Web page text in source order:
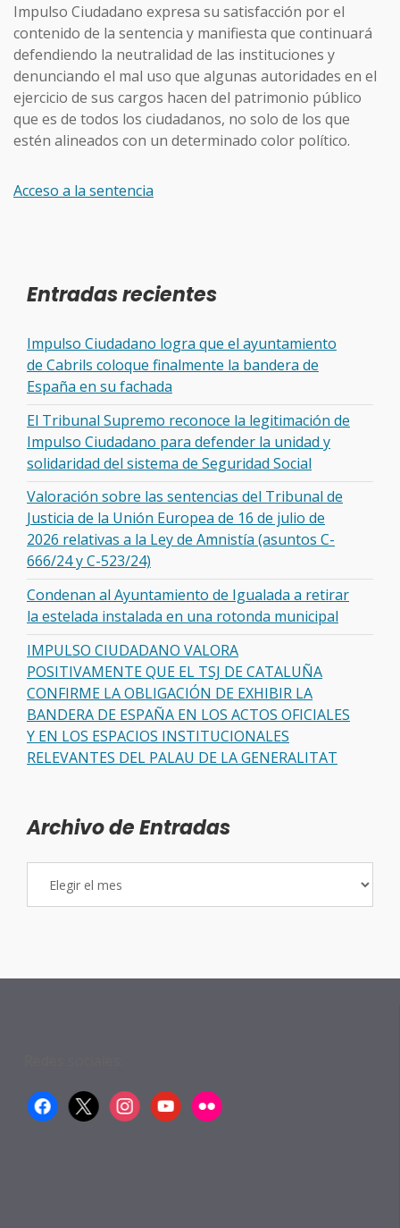
Impulso Ciudadano expresa su satisfacción por el
contenido de la sentencia y manifiesta que continuará
defendiendo la neutralidad de las instituciones y
denunciando el mal uso que algunas autoridades en el
ejercicio de sus cargos hacen del patrimonio público
que es de todos los ciudadanos, no solo de los que
estén alineados con un determinado color político.
Acceso a la sentencia
Entradas recientes
Impulso Ciudadano logra que el ayuntamiento
de Cabrils coloque finalmente la bandera de
España en su fachada
El Tribunal Supremo reconoce la legitimación de
Impulso Ciudadano para defender la unidad y
solidaridad del sistema de Seguridad Social
Valoración sobre las sentencias del Tribunal de
Justicia de la Unión Europea de 16 de julio de
2026 relativas a la Ley de Amnistía (asuntos C-
666/24 y C-523/24)
Condenan al Ayuntamiento de Igualada a retirar
la estelada instalada en una rotonda municipal
IMPULSO CIUDADANO VALORA
POSITIVAMENTE QUE EL TSJ DE CATALUÑA
CONFIRME LA OBLIGACIÓN DE EXHIBIR LA
BANDERA DE ESPAÑA EN LOS ACTOS OFICIALES
Y EN LOS ESPACIOS INSTITUCIONALES
RELEVANTES DEL PALAU DE LA GENERALITAT
Archivo de Entradas
facebook
x instagramyoutubeflickr